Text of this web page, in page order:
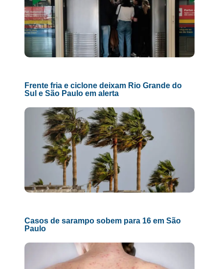
Frente fria e ciclone deixam Rio Grande do
Sul e São Paulo em alerta
Casos de sarampo sobem para 16 em São
Paulo